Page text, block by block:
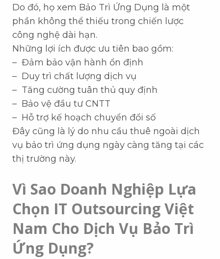
Do đó, họ xem Bảo Trì Ứng Dụng là một
phần không thể thiếu trong chiến lược
công nghệ dài hạn.
Những lợi ích được ưu tiên bao gồm:
– Đảm bảo vận hành ổn định
– Duy trì chất lượng dịch vụ
– Tăng cường tuân thủ quy định
– Bảo vệ đầu tư CNTT
– Hỗ trợ kế hoạch chuyển đổi số
Đây cũng là lý do nhu cầu thuê ngoài dịch
vụ bảo trì ứng dụng ngày càng tăng tại các
thị trường này.
Vì Sao Doanh Nghiệp Lựa
Chọn IT Outsourcing Việt
Nam Cho Dịch Vụ Bảo Trì
Ứng Dụng?